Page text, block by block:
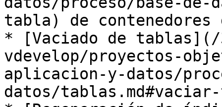
tabla) de
* [Vaciado de tablas](/
vdevelop/proyectos-
aplicacion-y-datos/
datos/